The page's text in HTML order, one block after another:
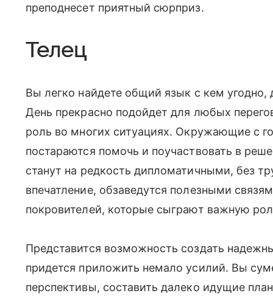
преподнесет приятный сюрприз.
Телец
Вы легко найдете общий язык с кем угодно,
День прекрасно подойдет для любых
роль во многих ситуациях. Окружающие с
постараются помочь и поучаствовать в
станут на редкость дипломатичными, без
впечатление, обзаведутся полезными
покровителей, которые сыграют важную
Представится возможность создать
придется приложить немало усилий. Вы
перспективы, составить далеко идущие